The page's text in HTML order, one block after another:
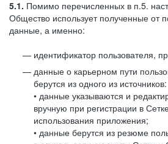
5.1. Помимо перечисленных в п.5.
Общество использует полученные от
данные, а именно:
идентификатор пользователя,
данные о карьерном пути
берутся из одного из источников:
• данные указываются и
вручную при регистрации в
использования приложения;
• данные берутся из резюме